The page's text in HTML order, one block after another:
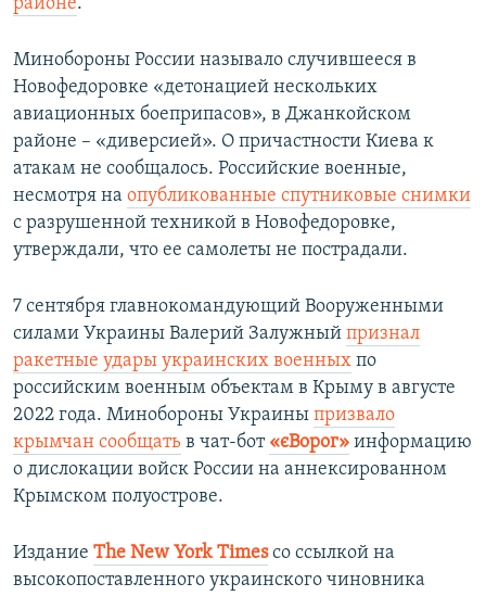
районе.
Минобороны России называло случившееся в
Новофедоровке «детонацией нескольких
авиационных боеприпасов», в Джанкойском
районе – «диверсией». О причастности Киева к
атакам не сообщалось. Российские военные,
несмотря на опубликованные спутниковые снимки
с разрушенной техникой в Новофедоровке,
утверждали, что ее самолеты не пострадали.
7 сентября главнокомандующий Вооруженными
силами Украины Валерий Залужный признал
ракетные удары украинских военных по
российским военным объектам в Крыму в августе
2022 года. Минобороны Украины призвало
крымчан сообщать в чат-бот «єВорог» информацию
о дислокации войск России на аннексированном
Крымском полуострове.
Издание The New York Timesсо ссылкой на
высокопоставленного украинского чиновника